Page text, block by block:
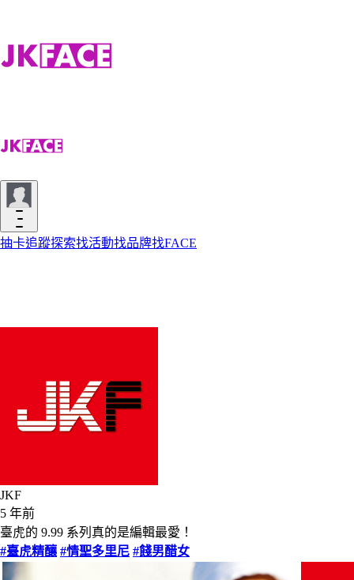
抽卡追蹤探索找活動找品牌找FACE
JKF
5 年前
臺虎的 9.99 系列真的是編輯最愛！
#臺虎精釀 #情聖多里尼 #餞男醋女